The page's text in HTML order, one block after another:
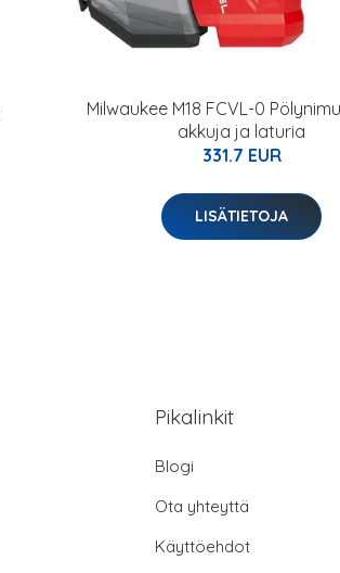
Milwaukee M18 FCVL-0
akkuja ja laturia
331.7 EUR
LISÄTIETOJA
Pikalinkit
Blogi
Ota yhteyttä
Käyttöehdot